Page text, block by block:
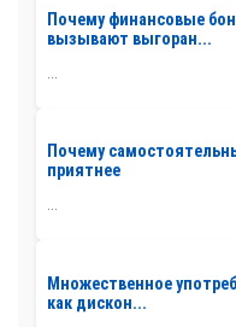
Почему финансовые
вызывают выгоран...
Почему
приятнее
...
Множественное
как дискон...